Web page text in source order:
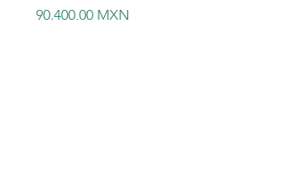
90.400,00 MXN